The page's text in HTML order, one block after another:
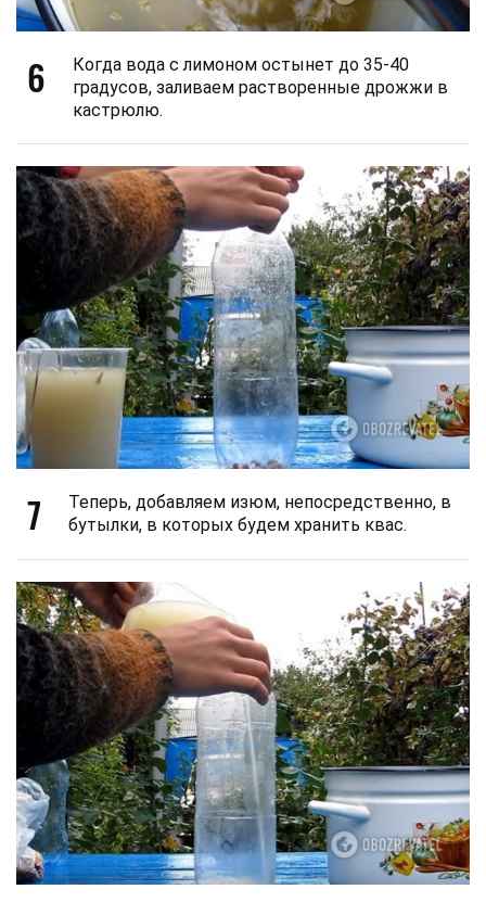
6
Когда вода с лимоном остынет до 35-40
градусов, заливаем растворенные дрожжи в
кастрюлю.
7
Теперь, добавляем изюм, непосредственно, в
бутылки, в которых будем хранить квас.